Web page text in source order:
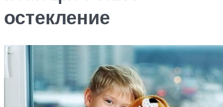
остекление